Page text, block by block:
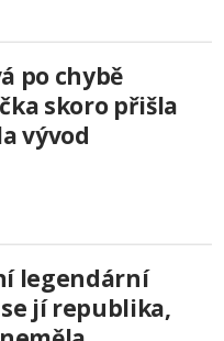
po chybě
skoro přišla
vývod
legendární
se jí republika,